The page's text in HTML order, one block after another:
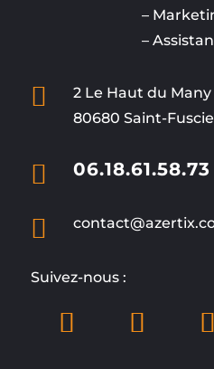
–
–

2 Le Haut du Many
80680 Saint-
 06.18.61.58.73

Suivez-nous :